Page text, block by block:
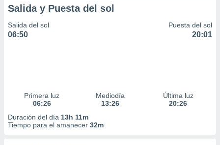
Salida y Puesta del sol
Salida del sol
06:50
Puesta del sol
20:01
Primera luz
06:26
Mediodía
13:26
Última luz
20:26
Duración del día 13h 11m
Tiempo para el amanecer 32m